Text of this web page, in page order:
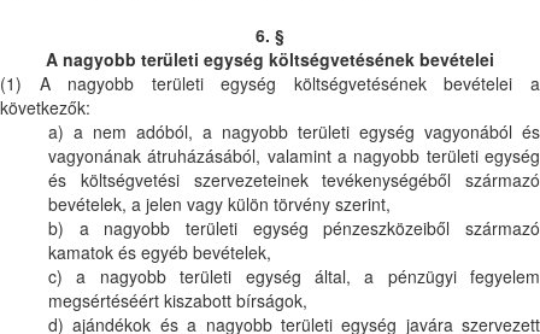
6. §
A nagyobb területi egység költségvetésének bevételei
(1) A nagyobb területi egység költségvetésének bevételei a
következők:
a) a nem adóból, a nagyobb területi egység vagyonából és
vagyonának átruházásából, valamint a nagyobb területi egység
és költségvetési szervezeteinek tevékenységéből származó
bevételek, a jelen vagy külön törvény szerint,
b) a nagyobb területi egység pénzeszközeiből származó
kamatok és egyéb bevételek,
c) a nagyobb területi egység által, a pénzügyi fegyelem
megsértéséért kiszabott bírságok,
d) ajándékok és a nagyobb területi egység javára szervezett